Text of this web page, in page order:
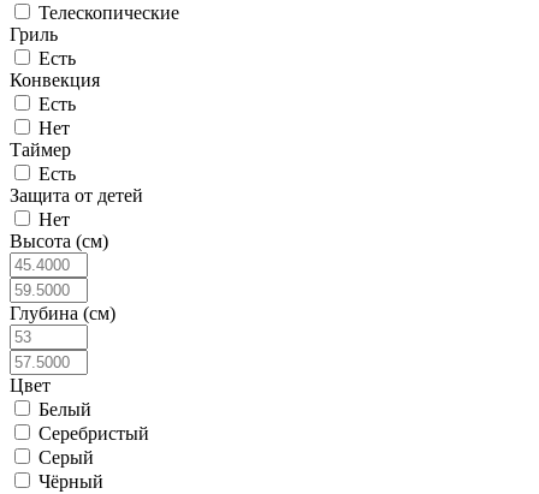
Телескопические
Гриль
Есть
Конвекция
Есть
Нет
Таймер
Есть
Защита от детей
Нет
Высота (см)
Глубина (см)
Цвет
Белый
Серебристый
Серый
Чёрный